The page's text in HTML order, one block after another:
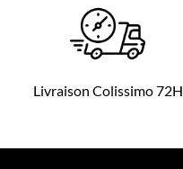
Livraison Colissimo 72H